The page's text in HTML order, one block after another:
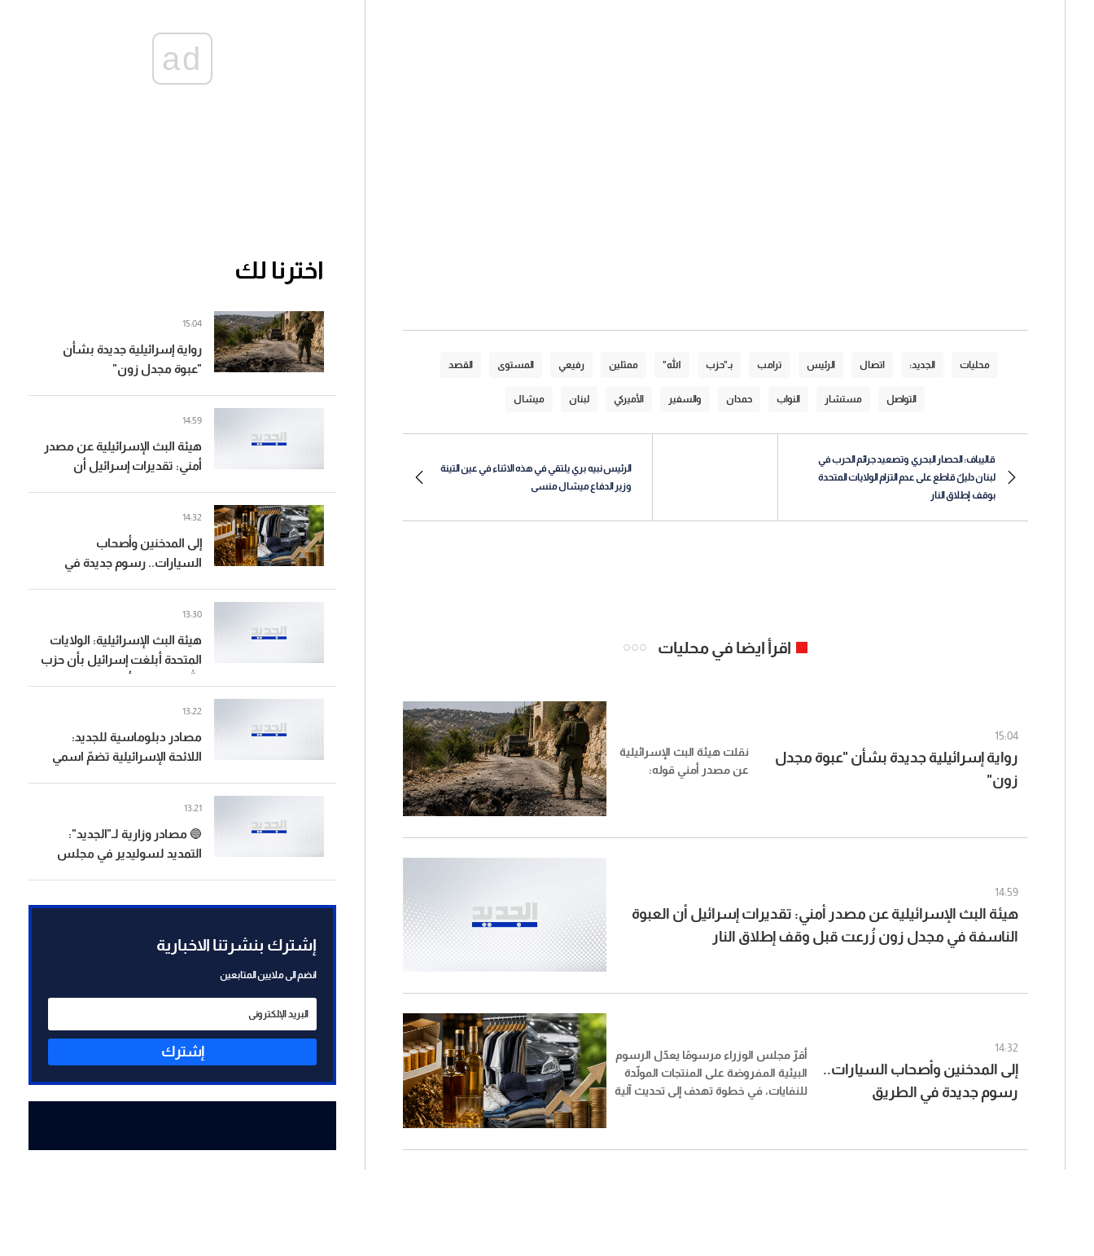
محليات الجديد: اتصال الرئيس ترامب بـ"حزب الله" ممثلين رفيعي المستوى القصد
التواصل مستشار النواب حمدان والسفير الأميركي لبنان ميشال
قاليباف: الحصار البحري وتصعيد جرائم الحرب في
لبنان دليلٌ قاطع على عدم التزام الولايات المتحدة
بوقف إطلاق النار
الرئيس نبيه بري يلتقي في هذه الاثناء في عين التينة
وزير الدفاع ميشال منسى
اقرأ ايضا في محليات
15:04
رواية إسرائيلية جديدة بشأن "عبوة مجدل
زون"
نقلت هيئة البث الإسرائيلية
عن مصدر أمني قوله:
14:59
هيئة البث الإسرائيلية عن مصدر أمني: تقديرات إسرائيل أن العبوة
الناسفة في مجدل زون زُرعت قبل وقف إطلاق النار
14:32
إلى المدخنين وأصحاب السيارات..
رسوم جديدة في الطريق
أقرّ مجلس الوزراء مرسومًا يعدّل الرسوم
البيئية المفروضة على المنتجات المولّدة
للنفايات، في خطوة تهدف إلى تحديث آلية
ad
اخترنا لك
رواية إسرائيلية جديدة بشأن
"عبوة مجدل زون"
15:04
هيئة البث الإسرائيلية عن مصدر
أمني: تقديرات إسرائيل أن
14:59
إلى المدخنين وأصحاب
السيارات.. رسوم جديدة في
14:32
هيئة البث الإسرائيلية: الولايات
المتحدة أبلغت إسرائيل بأن حزب
13:30
مصادر دبلوماسية للجديد:
اللائحة الإسرائيلية تضمّ اسمي
أن حزب الله خطفهما عامي
1982 و1985
13:22
🔵 مصادر وزارية لـ"الجديد":
التمديد لسوليدير في مجلس
المكلفة بها سوليدير بانتظار
اللجنة وعلى أساسه يتخذ القرار
13:21
إشترك بنشرتنا الاخبارية
انضم الى ملايين المتابعين
إشترك